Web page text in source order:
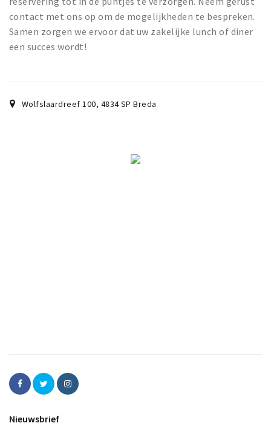
contact met ons op om de mogelijkheden te bespreken.
Samen zorgen we ervoor dat uw zakelijke lunch of diner
een succes wordt!
Wolfslaardreef 100, 4834 SP Breda
Nieuwsbrief